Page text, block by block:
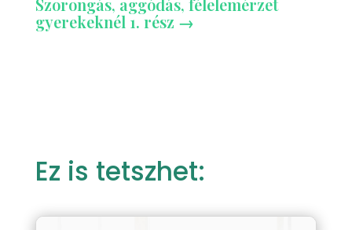
gyerekeknél 1. rész →
Ez is tetszhet: